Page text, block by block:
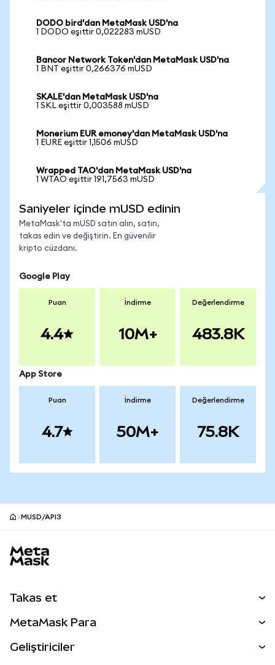
DODO bird'dan MetaMask USD'na
1 DODO eşittir 0,022283 mUSD
Bancor Network Token'dan MetaMask USD'na
1 BNT eşittir 0,266376 mUSD
SKALE'dan MetaMask USD'na
1 SKL eşittir 0,003588 mUSD
Monerium EUR emoney'dan MetaMask USD'na
1 EURE eşittir 1,1506 mUSD
Wrapped TAO'dan MetaMask USD'na
1 WTAO eşittir 191,7563 mUSD
Saniyeler içinde mUSD edinin
MetaMask'ta mUSD satın alın, satın,
takas edin ve değiştirin. En güvenilir
kripto cüzdanı.
Google Play
Puan
4.4
İndirme
10M+
Değerlendirme
483.8K
App Store
Puan
4.7
İndirme
50M+
Değerlendirme
75.8K
MUSD/API3
Takas et
Perps
MetaMask Para
Geliştiriciler